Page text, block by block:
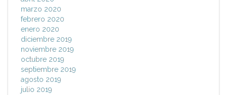
marzo 2020
febrero 2020
enero 2020
diciembre 2019
noviembre 2019
octubre 2019
septiembre 2019
agosto 2019
julio 2019